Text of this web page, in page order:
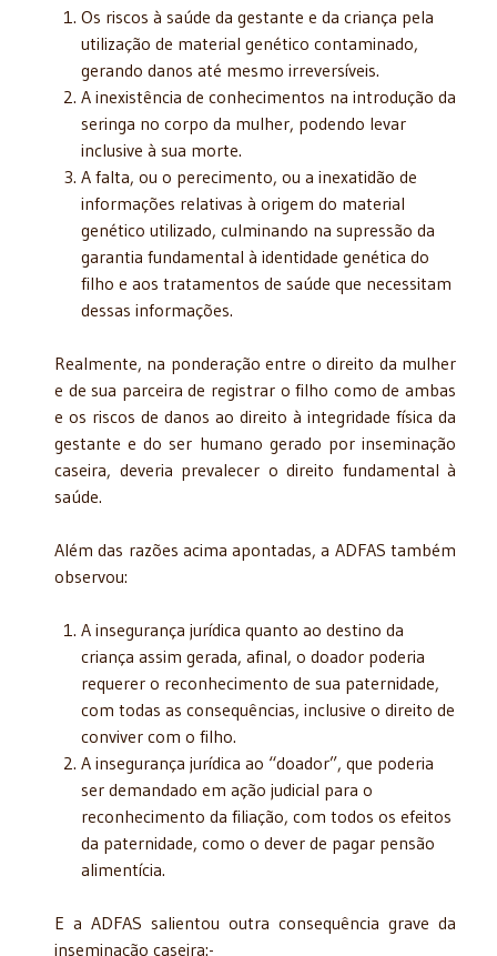
Os riscos à saúde da gestante e da criança pela
utilização de material genético contaminado,
gerando danos até mesmo irreversíveis.
A inexistência de conhecimentos na introdução da
seringa no corpo da mulher, podendo levar
inclusive à sua morte.
A falta, ou o perecimento, ou a inexatidão de
informações relativas à origem do material
genético utilizado, culminando na supressão da
garantia fundamental à identidade genética do
filho e aos tratamentos de saúde que necessitam
dessas informações.
Realmente, na ponderação entre o direito da mulher
e de sua parceira de registrar o filho como de ambas
e os riscos de danos ao direito à integridade física da
gestante e do ser humano gerado por inseminação
caseira, deveria prevalecer o direito fundamental à
saúde.
Além das razões acima apontadas, a ADFAS também
observou:
A insegurança jurídica quanto ao destino da
criança assim gerada, afinal, o doador poderia
requerer o reconhecimento de sua paternidade,
com todas as consequências, inclusive o direito de
conviver com o filho.
A insegurança jurídica ao “doador”, que poderia
ser demandado em ação judicial para o
reconhecimento da filiação, com todos os efeitos
da paternidade, como o dever de pagar pensão
alimentícia.
E a ADFAS salientou outra consequência grave da
inseminação caseira:-